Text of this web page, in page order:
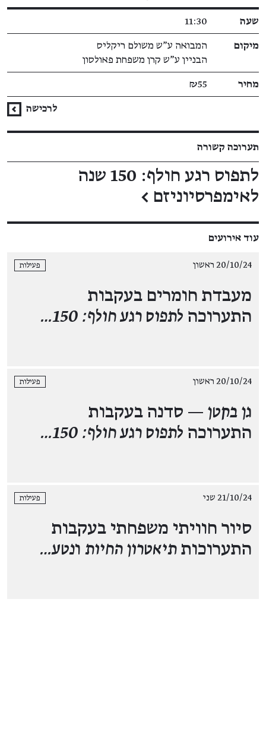
שעה 11:30
מיקום
המבואה ע"ש משולם ריקליס
הבניין ע"ש קרן משפחת פאולסון
מחיר ₪55
לרכישה
תערוכה קשורה
לתפוס רגע חולף: 150 שנה
לאימפרסיוניזם ←
עוד אירועים
20/10/24 ראשון פעילות
מעבדת חומרים בעקבות
התערוכה לתפוס רגע חולף: 150…
20/10/24 ראשון פעילות
גן בקטן — סדנה בעקבות
התערוכה לתפוס רגע חולף: 150…
21/10/24 שני פעילות
סיור חוויתי משפחתי בעקבות
התערוכות תיאטרון החיות ונטע…